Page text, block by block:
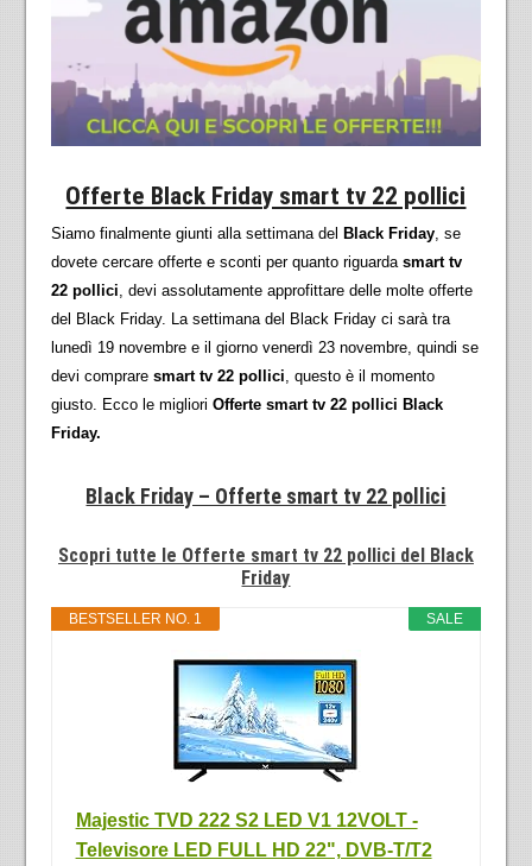
Offerte Black Friday smart tv 22 pollici
Siamo finalmente giunti alla settimana del Black Friday, se
dovete cercare offerte e sconti per quanto riguarda smart tv
22 pollici , devi assolutamente approfittare delle molte offerte
del Black Friday. La settimana del Black Friday ci sarà tra
lunedì 19 novembre e il giorno venerdì 23 novembre, quindi se
devi comprare smart tv 22 pollici , questo è il momento
giusto. Ecco le migliori Offerte smart tv 22 pollici Black
Friday.
Black Friday – Offerte smart tv 22 pollici
Scopri tutte le Offerte smart tv 22 pollici del Black
Friday
SALE
BESTSELLER NO. 1
Majestic TVD 222 S2 LED V1 12VOLT -
Televisore LED FULL HD 22", DVB-T/T2